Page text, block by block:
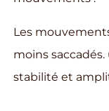
Les
moins
stabilité et
Envoyé